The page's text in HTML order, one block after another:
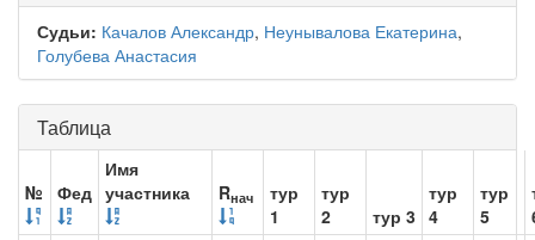
Судьи: Качалов Александр, Неунывалова Екатерина,
Голубева Анастасия
Таблица
№ Фед
Имя
участника
Rнач
тур
1
тур
2
тур 3
тур
4
тур
5